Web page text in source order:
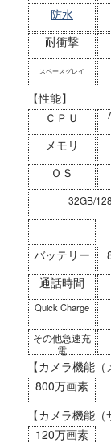
防水
耐衝撃
スペースグレイ
【性能】
ＣＰＵ
メモリ
ＯＳ
32GB/
－
バッテリー
通話時間
Quick Charge
その他急速充
電
【カメラ機能（
800万画素
【カメラ機能（
120万画素